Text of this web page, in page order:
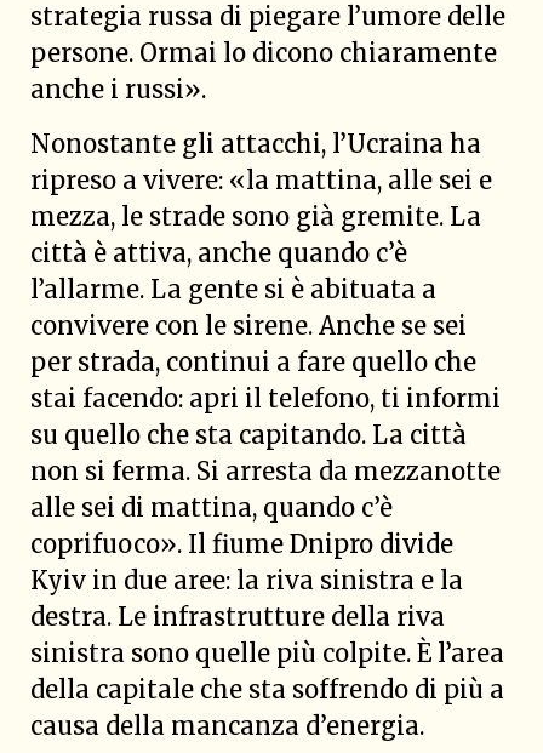
strategia russa di piegare l’umore delle
persone. Ormai lo dicono chiaramente
anche i russi».
Nonostante gli attacchi, l’Ucraina ha
ripreso a vivere: «la mattina, alle sei e
mezza, le strade sono già gremite. La
città è attiva, anche quando c’è
l’allarme. La gente si è abituata a
convivere con le sirene. Anche se sei
per strada, continui a fare quello che
stai facendo: apri il telefono, ti informi
su quello che sta capitando. La città
non si ferma. Si arresta da mezzanotte
alle sei di mattina, quando c’è
coprifuoco». Il fiume Dnipro divide
Kyiv in due aree: la riva sinistra e la
destra. Le infrastrutture della riva
sinistra sono quelle più colpite. È l’area
della capitale che sta soffrendo di più a
causa della mancanza d’energia.